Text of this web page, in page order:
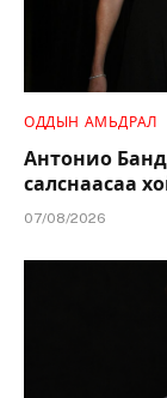
ОДДЫН АМЬДРАЛ
Антонио
салснаасаа
07/08/2026